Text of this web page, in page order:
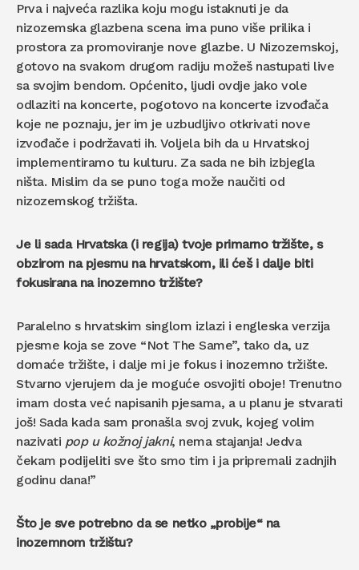
Prva i najveća razlika koju mogu istaknuti je da
nizozemska glazbena scena ima puno više prilika i
prostora za promoviranje nove glazbe. U Nizozemskoj,
gotovo na svakom drugom radiju možeš nastupati live
sa svojim bendom. Općenito, ljudi ovdje jako vole
odlaziti na koncerte, pogotovo na koncerte izvođača
koje ne poznaju, jer im je uzbudljivo otkrivati nove
izvođače i podržavati ih. Voljela bih da u Hrvatskoj
implementiramo tu kulturu. Za sada ne bih izbjegla
ništa. Mislim da se puno toga može naučiti od
nizozemskog tržišta.
Je li sada Hrvatska (i regija) tvoje primarno tržište, s
obzirom na pjesmu na hrvatskom, ili ćeš i dalje biti
fokusirana na inozemno tržište?
Paralelno s hrvatskim singlom izlazi i engleska verzija
pjesme koja se zove “Not The Same”, tako da, uz
domaće tržište, i dalje mi je fokus i inozemno tržište.
Stvarno vjerujem da je moguće osvojiti oboje! Trenutno
imam dosta već napisanih pjesama, a u planu je stvarati
još! Sada kada sam pronašla svoj zvuk, kojeg volim
nazivati pop u kožnoj jakni, nema stajanja! Jedva
čekam podijeliti sve što smo tim i ja pripremali zadnjih
godinu dana!”
Što je sve potrebno da se netko „probije“ na
inozemnom tržištu?